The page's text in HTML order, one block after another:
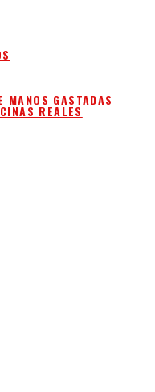
GASTADAS
REALES